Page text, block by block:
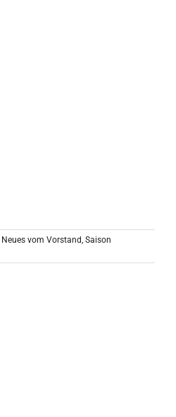
Neues vom Vorstand Saison